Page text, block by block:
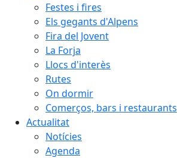
Festes i fires
Els gegants d'Alpens
Fira del Jovent
La Forja
Llocs d'interès
Rutes
On dormir
Comerços, bars i restaurants
Actualitat
Notícies
Agenda